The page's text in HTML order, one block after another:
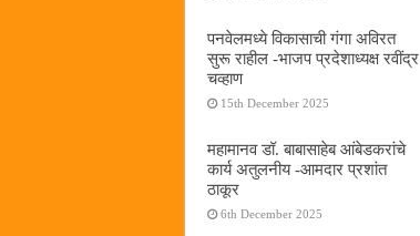
पनवेलमध्ये विकासाची गंगा अविरत
सुरू राहील -भाजप प्रदेशाध्यक्ष रवींद्र
चव्हाण
15th December 2025
महामानव डॉ. बाबासाहेब आंबेडकरांचे
कार्य अतुलनीय -आमदार प्रशांत
ठाकूर
6th December 2025